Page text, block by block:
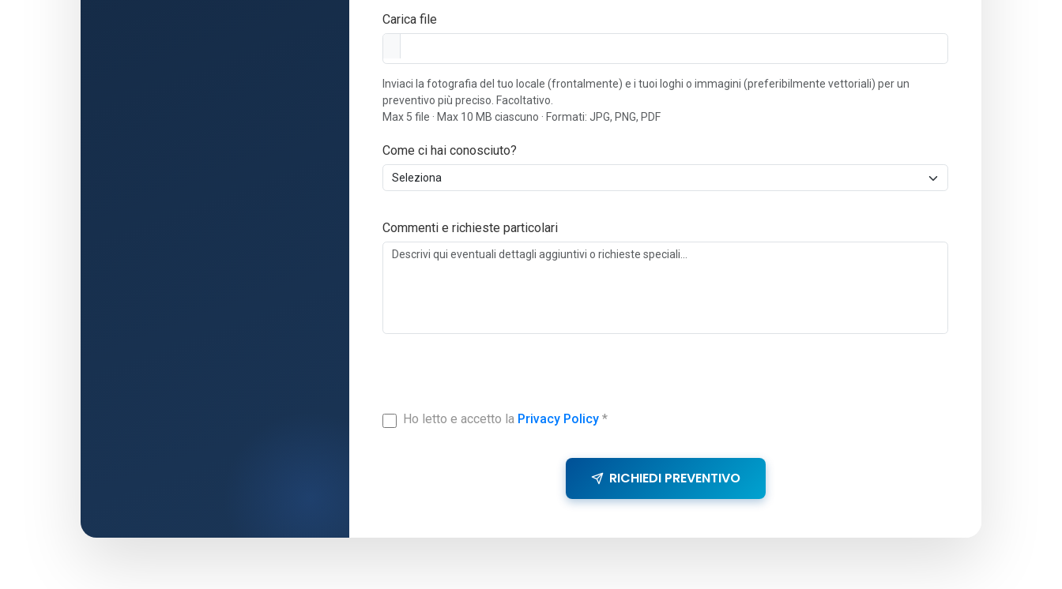
Carica file
Inviaci la fotografia del tuo locale (frontalmente) e i tuoi loghi o immagini (preferibilmente vettoriali) per un
preventivo più preciso. Facoltativo.
Max 5 file · Max 10 MB ciascuno · Formati: JPG, PNG, PDF
Come ci hai conosciuto?
Commenti e richieste particolari
Ho letto e accetto la Privacy Policy *
RICHIEDI PREVENTIVO